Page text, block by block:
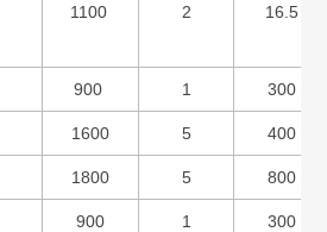
1100 2 16.5
900 1 300
1600 5 400
1800 5 800
900 1 300